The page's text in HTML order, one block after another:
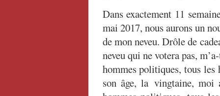
Dans exactement 11
mai 2017, nous aurons un
de mon neveu. Drôle de
neveu qui ne votera pas,
hommes politiques, tous
son âge, la vingtaine, moi